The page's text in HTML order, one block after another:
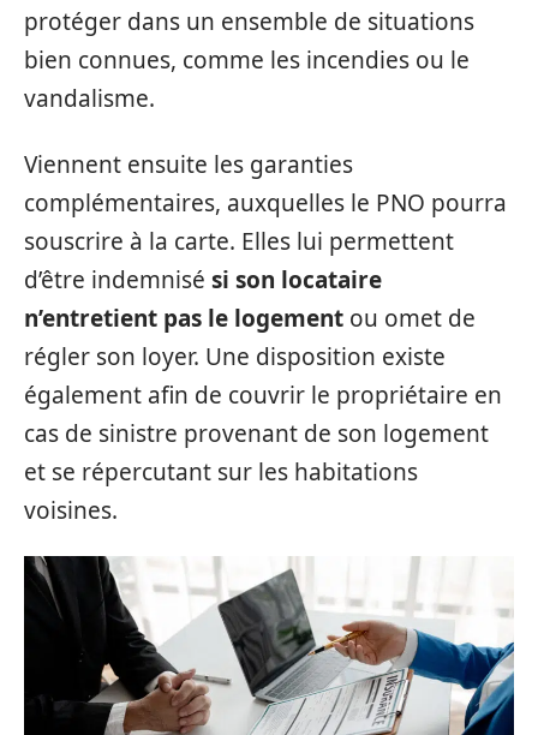
protéger dans un ensemble de situations
bien connues, comme les incendies ou le
vandalisme.
Viennent ensuite les garanties
complémentaires, auxquelles le PNO pourra
souscrire à la carte. Elles lui permettent
d’être indemnisé si son locataire
n’entretient pas le logement ou omet de
régler son loyer. Une disposition existe
également afin de couvrir le propriétaire en
cas de sinistre provenant de son logement
et se répercutant sur les habitations
voisines.